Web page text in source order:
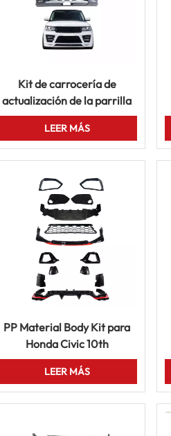
Kit de carrocería de
actualización de la parrilla
delantera para Land Rover
Vogue 2013-2017
LEER MÁS
PP Material Body Kit para
Honda Civic 10th
Generation 2016-2019
Hatchback Modelo
LEER MÁS